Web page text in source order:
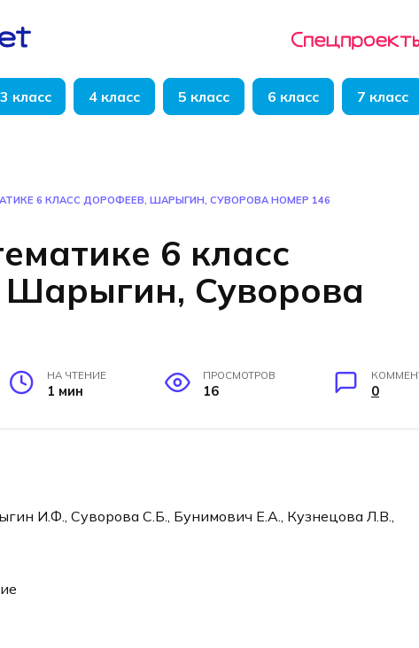
3 класс 4 класс 5 класс 6 класс 7 класс
6 КЛАСС ДОРОФЕЕВ, ШАРЫГИН, СУВОРОВА НОМЕР 146
6 класс
Суворова
НА ЧТЕНИЕ
1 мин
ПРОСМОТРОВ
16 0
И.Ф., Суворова С.Б., Бунимович Е.А., Кузнецова Л.В.,